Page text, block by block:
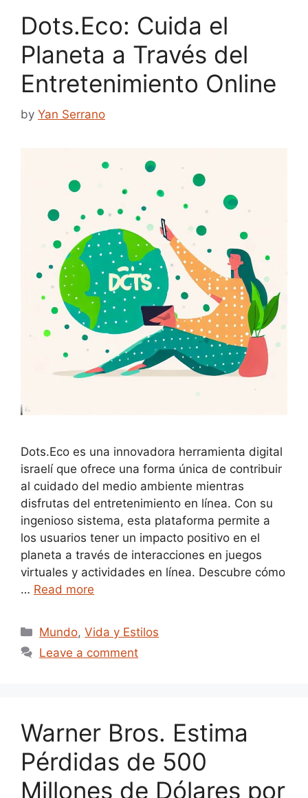
Dots.Eco: Cuida el
Planeta a Través del
Entretenimiento Online
by Yan Serrano
Dots.Eco es una innovadora herramienta digital
israelí que ofrece una forma única de contribuir
al cuidado del medio ambiente mientras
disfrutas del entretenimiento en línea. Con su
ingenioso sistema, esta plataforma permite a
los usuarios tener un impacto positivo en el
planeta a través de interacciones en juegos
virtuales y actividades en línea. Descubre cómo
… Read more
Categories
Mundo,Vida y Estilos
Leave a comment
Warner Bros. Estima
Pérdidas de 500
Millones de Dólares por